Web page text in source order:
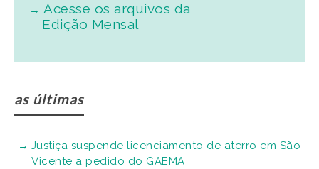
Acesse os arquivos da
Edição Mensal
as últimas
Justiça suspende licenciamento de aterro em São
Vicente a pedido do GAEMA